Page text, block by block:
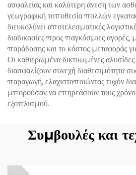
ασφαλείας και καλύτερη άνεση των
γεωγραφική τοποθεσία πολλών
διευκολύνει αποτελεσματικές
διαδικασίες προς παγκόσμιες αγορές,
παράδοσης και το κόστος μεταφοράς
Οι καθιερωμένα δικτυωμένες
διασφαλίζουν συνεχή διαθεσιμότητα
παραγωγή, ελαχιστοποιώντας τυχόν
μπορούσαν να επηρεάσουν τους
εξοπλισμού.
Συμβουλές και